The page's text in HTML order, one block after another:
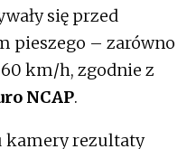
się przed
pieszego – zarówno
km/h, zgodnie z
NCAP.
kamery rezultaty